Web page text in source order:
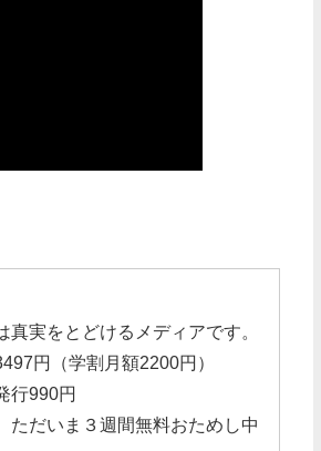
真実をとどけるメディアです。
円（学割月額2200円）
行990円
ただいま３週間無料おためし中